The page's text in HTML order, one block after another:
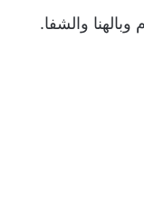
والشفا.